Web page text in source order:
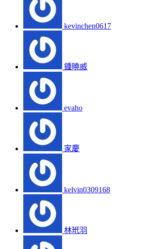
kevinchen0617
鍾曉威
evaho
家慶
kelvin0309168
林玳羽